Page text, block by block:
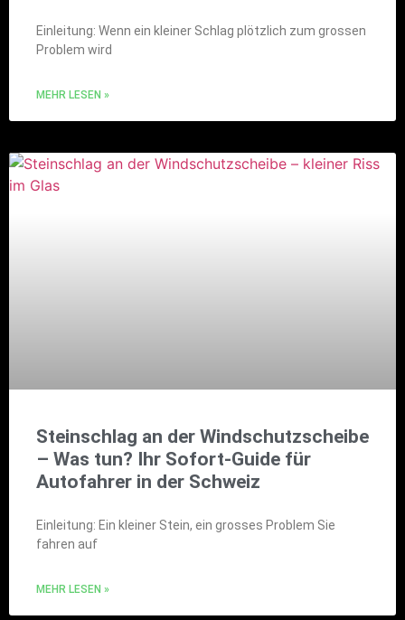
Einleitung: Wenn ein kleiner Schlag plötzlich zum grossen
Problem wird
MEHR LESEN »
Steinschlag an der Windschutzscheibe
– Was tun? Ihr Sofort-Guide für
Autofahrer in der Schweiz
Einleitung: Ein kleiner Stein, ein grosses Problem Sie
fahren auf
MEHR LESEN »